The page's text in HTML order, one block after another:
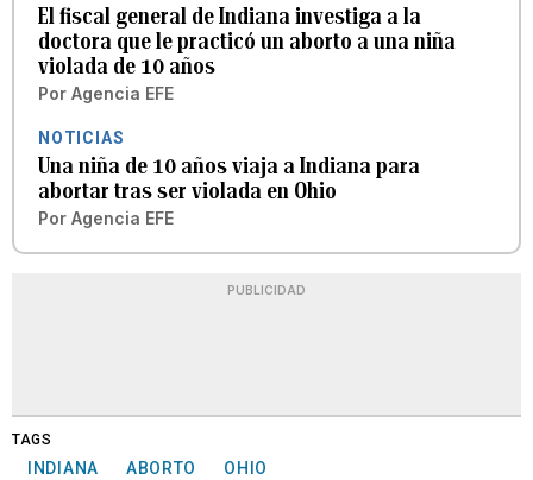
El fiscal general de Indiana investiga a la
doctora que le practicó un aborto a una niña
violada de 10 años
Por Agencia EFE
NOTICIAS
Una niña de 10 años viaja a Indiana para
abortar tras ser violada en Ohio
Por Agencia EFE
PUBLICIDAD
TAGS
INDIANA ABORTO OHIO